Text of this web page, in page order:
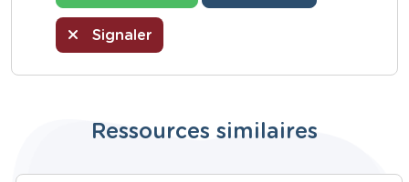
Signaler
Ressources similaires